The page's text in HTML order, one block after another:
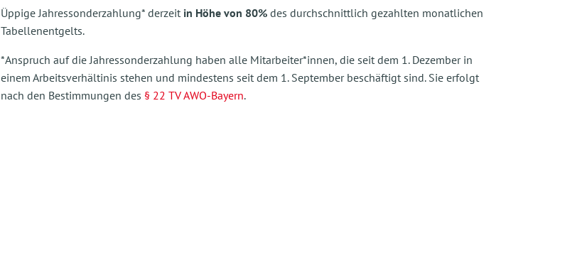
Üppige Jahressonderzahlung* derzeit in Höhe von 80% des durchschnittlich gezahlten monatlichen
Tabellenentgelts.
*Anspruch auf die Jahressonderzahlung haben alle Mitarbeiter*innen, die seit dem 1. Dezember in
einem Arbeitsverhältinis stehen und mindestens seit dem 1. September beschäftigt sind. Sie erfolgt
nach den Bestimmungen des § 22 TV AWO-Bayern.